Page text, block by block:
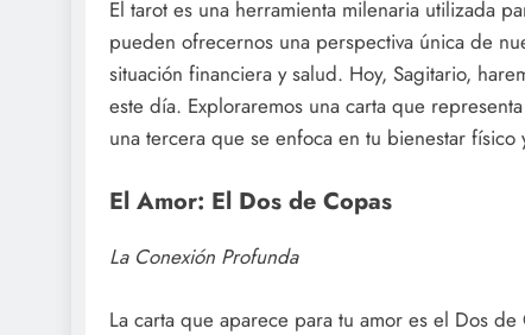
El tarot es una herramienta milenaria utilizada
pueden ofrecernos una perspectiva única de
situación financiera y salud. Hoy, Sagitario,
este día. Exploraremos una carta que
una tercera que se enfoca en tu bienestar físico
El Amor: El Dos de Copas
La Conexión Profunda
La carta que aparece para tu amor es el Dos